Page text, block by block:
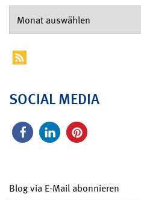
SOCIAL MEDIA
Blog via E-Mail abonnieren